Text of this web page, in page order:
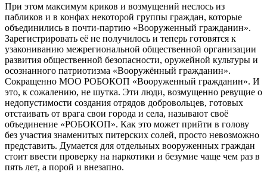
При этом максимум криков и возмущений неслось из
пабликов и в конфах некоторой группы граждан, которые
объединились в почти-партию «Вооруженный гражданин».
Зарегистрировать её не получилось и теперь готовятся к
узакониванию межрегиональной общественной организации
развития общественной безопасности, оружейной культуры и
осознанного патриотизма «Вооружённый гражданин».
Сокращенно МОО РОБОКОП «Вооруженный гражданин». И
это, к сожалению, не шутка. Эти люди, возмущенно ревущие о
недопустимости создания отрядов добровольцев, готовых
отстаивать от врага свои города и села, называют своё
объединение «РОБОКОП». Как это может прийти в голову
без участия знаменитых питерских солей, просто невозможно
представить. Думается для отдельных вооруженных граждан
стоит ввести проверку на наркотики и безумие чаще чем раз в
пять лет, а порой и внезапно.